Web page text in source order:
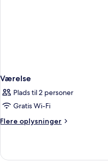
Værelse
Plads til 2 personer
Gratis Wi-Fi
Flere oplysninger
Flere